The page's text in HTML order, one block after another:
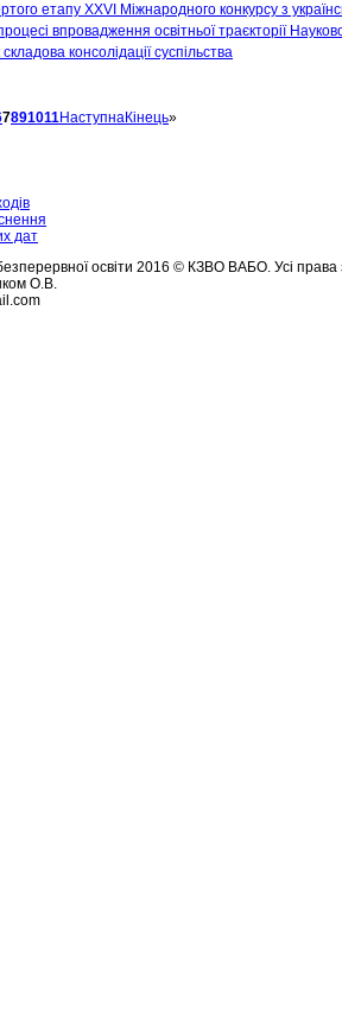
етапу ХХVІ Міжнародного конкурсу з
впровадження освітньої траєкторії
консолідації суспільства
7891011НаступнаКінець»
дат
освіти 2016 © КЗВО ВАБО. Усі права
О.В.